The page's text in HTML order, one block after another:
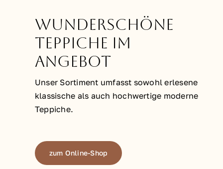
Wunderschöne
Teppiche im
Angebot
Unser Sortiment umfasst sowohl erlesene
klassische als auch hochwertige moderne
Teppiche.
zum Online-Shop